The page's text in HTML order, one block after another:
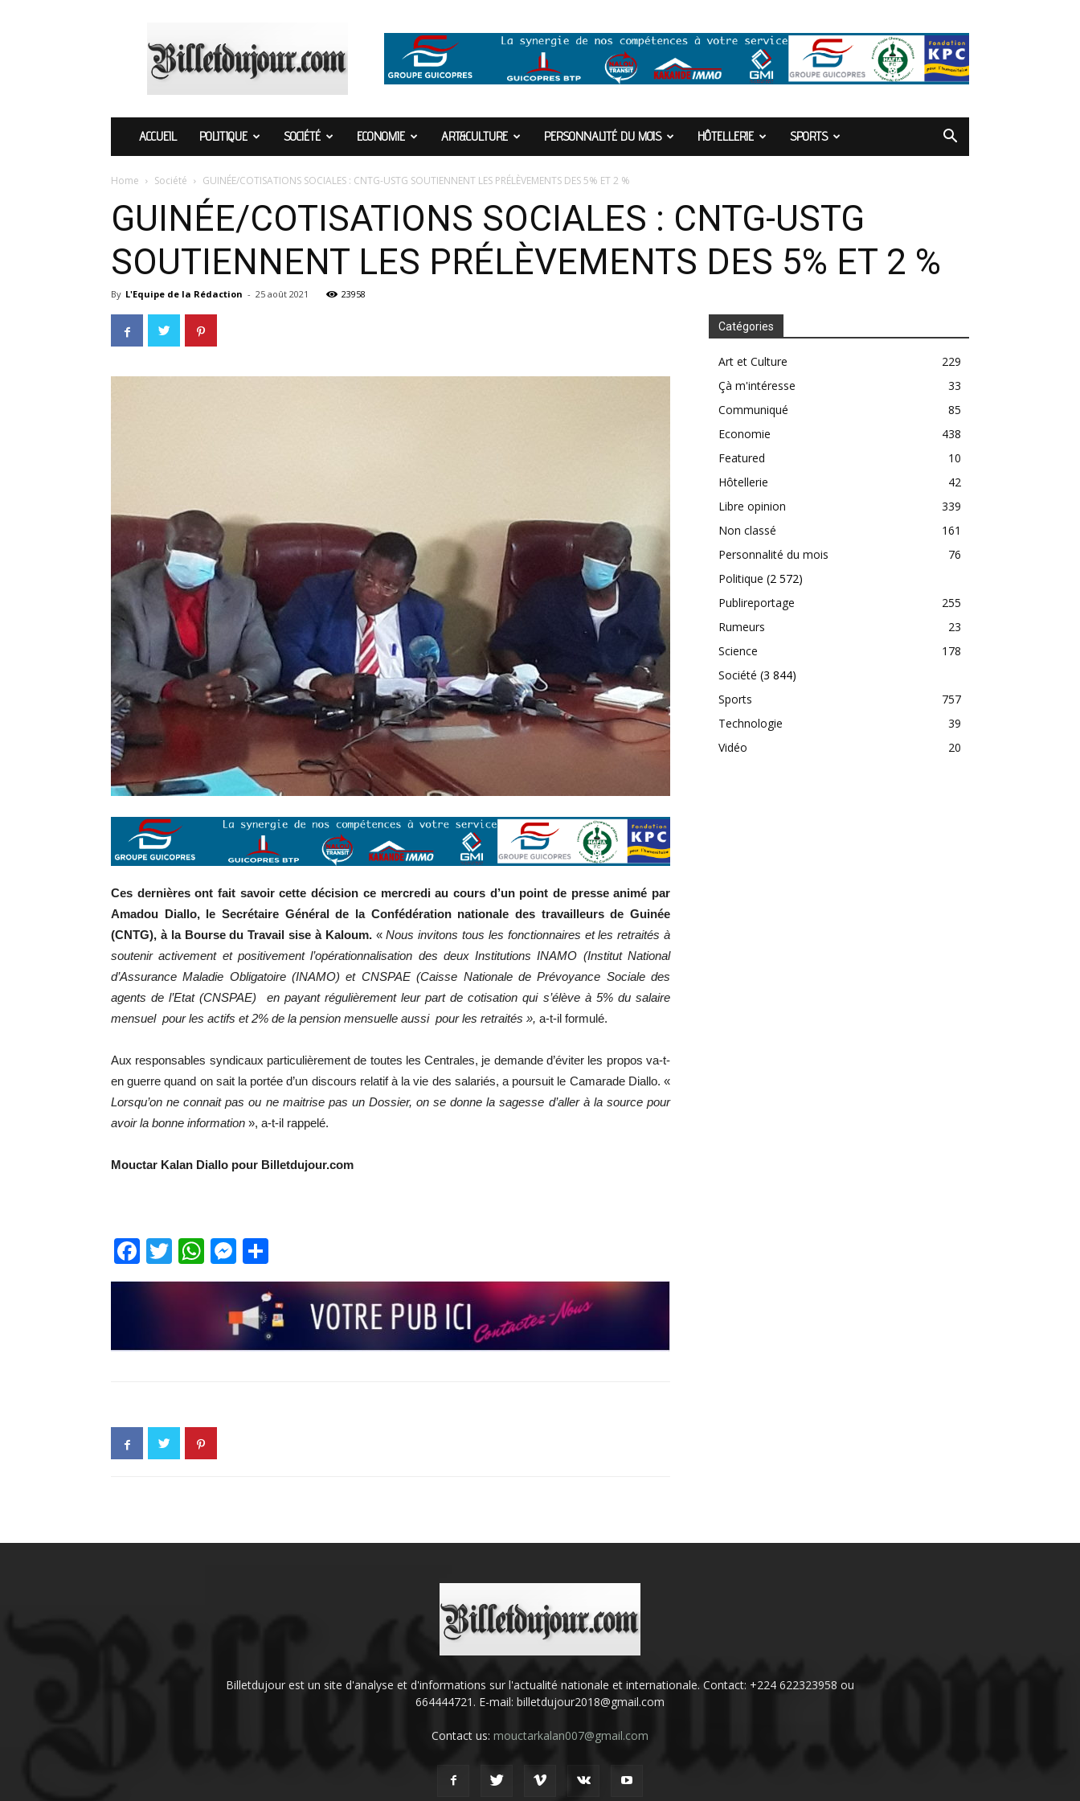
ACCUEIL POLITIQUE SOCIÉTÉ ECONOMIE ART&CULTURE PERSONNALITÉ DU MOIS HÔTELLERIE SPORTS
Home Société GUINÉE/COTISATIONS SOCIALES : CNTG-USTG SOUTIENNENT LES PRÉLÈVEMENTS DES 5% ET 2 %
GUINÉE/COTISATIONS SOCIALES : CNTG-USTG
SOUTIENNENT LES PRÉLÈVEMENTS DES 5% ET 2 %
By L'Equipe de la Rédaction - 25 août 2021 23958
Ces dernières ont fait savoir cette décision ce mercredi au cours d’un point de presse animé par
Amadou Diallo, le Secrétaire Général de la Confédération nationale des travailleurs de Guinée
(CNTG), à la Bourse du Travail sise à Kaloum.«Nous invitons tous les fonctionnaires et les retraités à
soutenir activement et positivement l’opérationnalisation des deux Institutions INAMO (Institut National
d’Assurance Maladie Obligatoire (INAMO) et CNSPAE (Caisse Nationale de Prévoyance Sociale des
agents de l’Etat (CNSPAE) en payant régulièrement leur part de cotisation qui s’élève à 5% du salaire
mensuel pour les actifs et 2% de la pension mensuelle aussi pour les retraités », a-t-il formulé.
Aux responsables syndicaux particulièrement de toutes les Centrales, je demande d’éviter les propos va-t-
en guerre quand on sait la portée d’un discours relatif à la vie des salariés, a poursuit le Camarade Diallo. «
Lorsqu’on ne connait pas ou ne maitrise pas un Dossier, on se donne la sagesse d’aller à la source pour
avoir la bonne information », a-t-il rappelé.
Mouctar Kalan Diallo pour Billetdujour.com
Facebook
TwitterWhatsApp
Messenger
Catégories
Art et Culture
229
Çà m'intéresse
33
Communiqué
85
Economie
438
Featured
10
Hôtellerie
42
Libre opinion
339
Non classé
161
Personnalité du mois
76
Politique (2 572)
Publireportage
255
Rumeurs
23
Science
178
Société (3 844)
Sports
757
Technologie
39
Vidéo
20
Billetdujour est un site d'analyse et d'informations sur l'actualité nationale et internationale. Contact: +224 622323958 ou
664444721. E-mail: billetdujour2018@gmail.com
Contact us: mouctarkalan007@gmail.com